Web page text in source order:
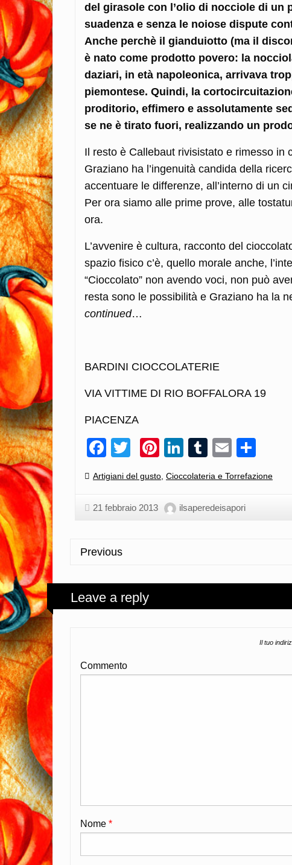
del girasole con l’olio di nocciole di
suadenza e senza le noiose dispute
Anche perchè il gianduiotto (ma il
è nato come prodotto povero: la
daziari, in età napoleonica, arrivava
piemontese. Quindi, la
proditorio, effimero e assolutamente
se ne è tirato fuori, realizzando un
Il resto è Callebaut rivisistato e rimesso in
Graziano ha l’ingenuità candida della
accentuare le differenze, all’interno di un
Per ora siamo alle prime prove, alle
ora.
L’avvenire è cultura, racconto del
spazio fisico c’è, quello morale anche,
“Cioccolato” non avendo voci, non può
resta sono le possibilità e Graziano ha la
continued…
BARDINI CIOCCOLATERIE
VIA VITTIME DI RIO BOFFALORA 19
PIACENZA
Facebook
TwitterPinterest
LinkedIn
Tumblr
Email
Categories:
Artigiani del gusto Cioccolateria e Torrefazione
21 febbraio 2013 ilsaperedeisapori
Previous
Leave a reply
Il tuo
Commento
Nome *